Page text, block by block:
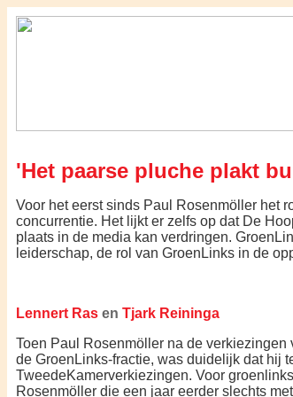
'Het paarse pluche plakt
Voor het eerst sinds Paul Rosenmöller het
concurrentie. Het lijkt er zelfs op dat De
plaats in de media kan verdringen.
leiderschap, de rol van GroenLinks in de
Lennert Ras en Tjark Reininga
Toen Paul Rosenmöller na de
de GroenLinks-fractie, was duidelijk dat hij
TweedeKamerverkiezingen. Voor
Rosenmöller die een jaar eerder slechts